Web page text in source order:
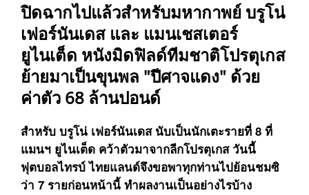
ปิดฉากไปแล้วสำหรับมหากาพย์ บรูโน่
เฟอร์นันเดส และ แมนเชสเตอร์
ยูไนเต็ด หนังมิดฟิลด์ทีมชาติโปรตุเกส
ย้ายมาเป็นขุนพล "ปีศาจแดง" ด้วย
ค่าตัว 68 ล้านปอนด์
สำหรับ บรูโน่ เฟอร์นันเดส นับเป็นนักเตะรายที่ 8 ที่
แมนฯ ยูไนเต็ด คว้าตัวมาจากลีกโปรตุเกส วันนี้
ฟุตบอลไทรบ์ ไทยแลนด์จึงขอพาทุกท่านไปย้อนชมซิ
ว่า 7 รายก่อนหน้านี้ ทำผลงานเป็นอย่างไรบ้าง